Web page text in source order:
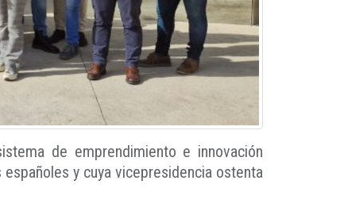
de emprendimiento e innovación
y cuya vicepresidencia ostenta